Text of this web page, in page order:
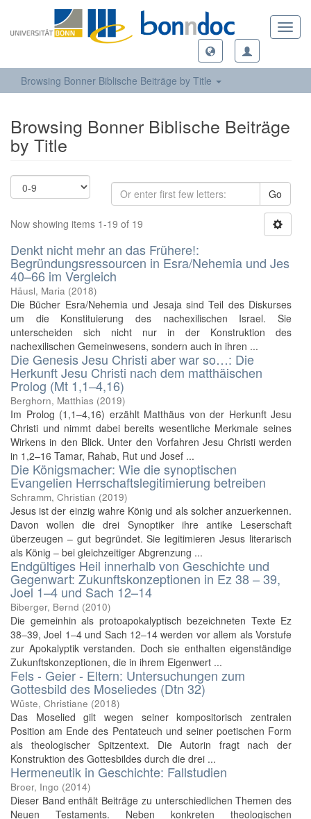
Browsing Bonner Biblische Beiträge by Title
Browsing Bonner Biblische Beiträge
by Title
Go
Now showing items 1-19 of 19
Denkt nicht mehr an das Frühere!:
Begründungsressourcen in Esra/Nehemia und Jes
40–66 im Vergleich
Häusl, Maria (2018)
Die Bücher Esra/Nehemia und Jesaja sind Teil des Diskurses
um die Konstituierung des nachexilischen Israel. Sie
unterscheiden sich nicht nur in der Konstruktion des
nachexilischen Gemeinwesens, sondern auch in ihren ...
Die Genesis Jesu Christi aber war so…: Die
Herkunft Jesu Christi nach dem matthäischen
Prolog (Mt 1,1–4,16)
Berghorn, Matthias (2019)
Im Prolog (1,1–4,16) erzählt Matthäus von der Herkunft Jesu
Christi und nimmt dabei bereits wesentliche Merkmale seines
Wirkens in den Blick. Unter den Vorfahren Jesu Christi werden
in 1,2–16 Tamar, Rahab, Rut und Josef ...
Die Königsmacher: Wie die synoptischen
Evangelien Herrschaftslegitimierung betreiben
Schramm, Christian (2019)
Jesus ist der einzig wahre König und als solcher anzuerkennen.
Davon wollen die drei Synoptiker ihre antike Leserschaft
überzeugen – gut begründet. Sie legitimieren Jesus literarisch
als König – bei gleichzeitiger Abgrenzung ...
Endgültiges Heil innerhalb von Geschichte und
Gegenwart: Zukunftskonzeptionen in Ez 38 – 39,
Joel 1–4 und Sach 12–14
Biberger, Bernd (2010)
Die gemeinhin als protoapokalyptisch bezeichneten Texte Ez
38–39, Joel 1–4 und Sach 12–14 werden vor allem als Vorstufe
zur Apokalyptik verstanden. Doch sie enthalten eigenständige
Zukunftskonzeptionen, die in ihrem Eigenwert ...
Fels - Geier - Eltern: Untersuchungen zum
Gottesbild des Moseliedes (Dtn 32)
Wüste, Christiane (2018)
Das Moselied gilt wegen seiner kompositorisch zentralen
Position am Ende des Pentateuch und seiner poetischen Form
als theologischer Spitzentext. Die Autorin fragt nach der
Konstruktion des Gottesbildes durch die drei ...
Hermeneutik in Geschichte: Fallstudien
Broer, Ingo (2014)
Dieser Band enthält Beiträge zu unterschiedlichen Themen des
Neuen Testaments. Neben konkreten theologischen